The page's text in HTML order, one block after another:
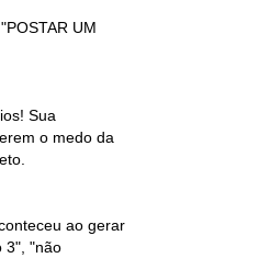
UM
Sua
o medo da
ao gerar
3", "não